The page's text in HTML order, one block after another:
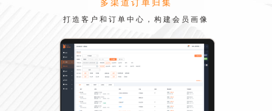
打造客户和订单中心，构建会员画像